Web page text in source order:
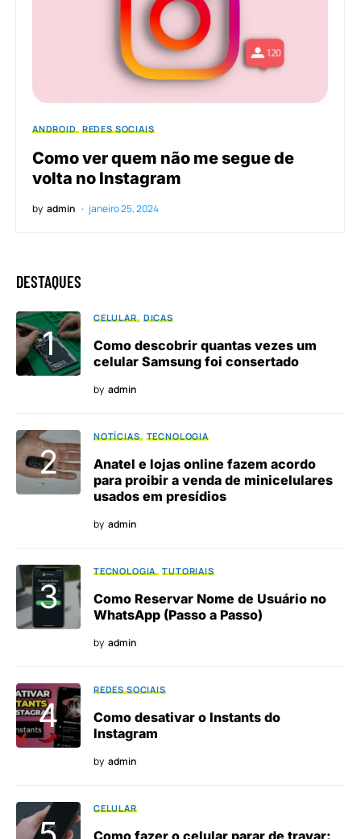
ANDROID REDES SOCIAIS
Como ver quem não me segue de
volta no Instagram
by admin janeiro 25, 2024
DESTAQUES
CELULAR DICAS
Como descobrir quantas vezes um
celular Samsung foi consertado
by admin
NOTÍCIAS TECNOLOGIA
Anatel e lojas online fazem acordo
para proibir a venda de minicelulares
usados em presídios
by admin
TECNOLOGIA TUTORIAIS
Como Reservar Nome de Usuário no
WhatsApp (Passo a Passo)
by admin
REDES SOCIAIS
Como desativar o Instants do
Instagram
by admin
CELULAR
Como fazer o celular parar de travar: